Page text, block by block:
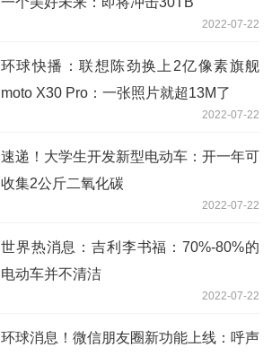
2022-07-22
环球快播：联想陈劲换上2亿像素旗舰
moto X30 Pro：一张照片就超13M了
2022-07-22
速递！大学生开发新型电动车：开一年可
收集2公斤二氧化碳
2022-07-22
世界热消息：吉利李书福：70%-80%的
电动车并不清洁
2022-07-22
环球消息！微信朋友圈新功能上线：呼声